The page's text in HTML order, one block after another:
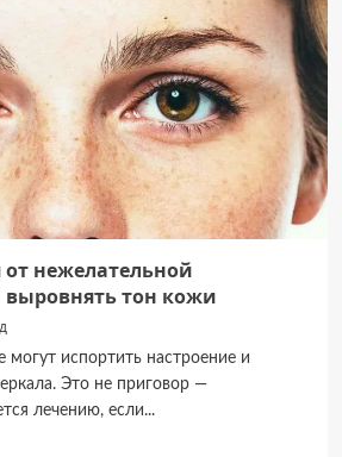
от нежелательной
тон кожи
могут испортить настроение и
Это не приговор —
лечению, если...